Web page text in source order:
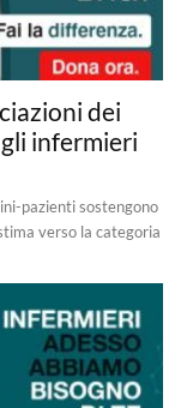
dei
infermieri
pazienti sostengono
verso la categoria